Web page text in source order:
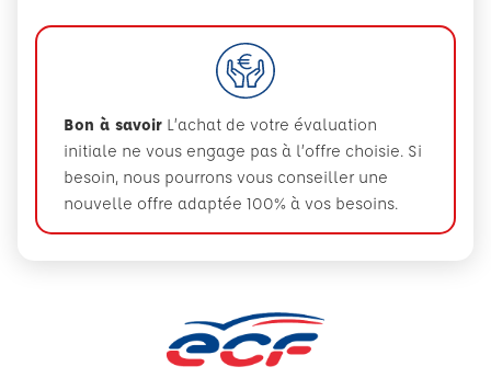
Bon à savoir L’achat de votre évaluation
initiale ne vous engage pas à l’offre choisie. Si
besoin, nous pourrons vous conseiller une
nouvelle offre adaptée 100% à vos besoins.